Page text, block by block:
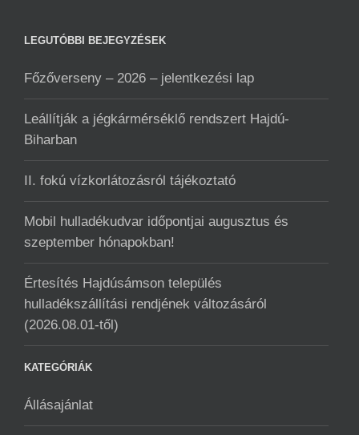
LEGUTÓBBI BEJEGYZÉSEK
Főzőverseny – 2026 – jelentkezési lap
Leállítják a jégkármérséklő rendszert Hajdú-
Biharban
II. fokú vízkorlátozásról tájékoztató
Mobil hulladékudvar ️időpontjai augusztus és
szeptember hónapokban!
Értesítés Hajdúsámson település
hulladékszállítási rendjének változásáról
(2026.08.01-től)
KATEGÓRIÁK
Állásajánlat